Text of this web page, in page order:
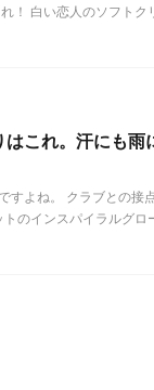
！ 白い恋人のソフトク
これ。汗にも雨
すよね。 クラブとの接
のインスパイラルグロ